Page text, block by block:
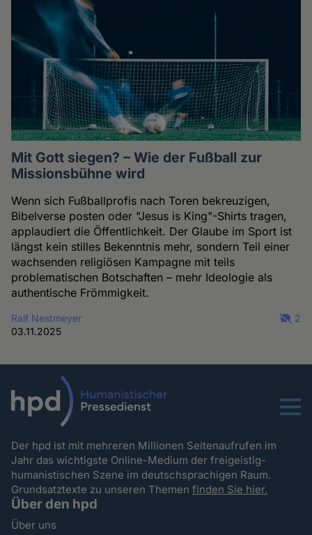
Mit Gott siegen? – Wie der Fußball zur
Missionsbühne wird
Wenn sich Fußballprofis nach Toren bekreuzigen,
Bibelverse posten oder "Jesus is King"-Shirts tragen,
applaudiert die Öffentlichkeit. Der Glaube im Sport ist
längst kein stilles Bekenntnis mehr, sondern Teil einer
wachsenden religiösen Kampagne mit teils
problematischen Botschaften – mehr Ideologie als
authentische Frömmigkeit.
Ralf Nestmeyer
03.11.2025
2
Menu
Der hpd ist mit mehreren Millionen Seitenaufrufen im
Jahr das wichtigste Online-Medium der freigeistig-
humanistischen Szene im deutschsprachigen Raum.
Grundsatztexte zu unseren Themenfinden Sie hier.
Über den hpd
Über uns